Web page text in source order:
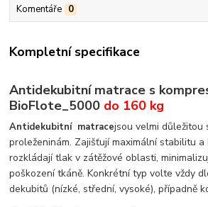
Komentáře 0
Kompletní specifikace
Antidekubitní matrace s
BioFlote_5000 do 160 kg
Antidekubitní matracejsou velmi důležitou
proleženinám. Zajišťují maximální stabilitu a
rozkládají tlak v zátěžové oblasti,
poškození tkáně. Konkrétní typ volte vždy
dekubitů (nízké, střední, vysoké), případně